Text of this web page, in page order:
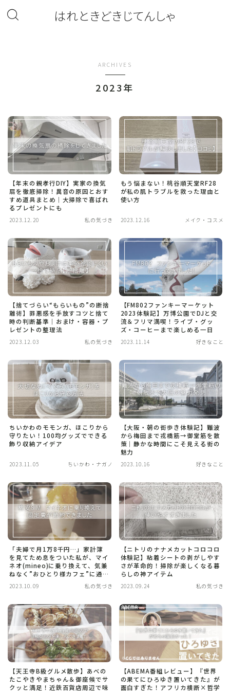
はれときどきじてんしゃ
ARCHIVES
2023年
【年末の親孝行DIY】実家の換気
扇を徹底掃除！異音の原因とおす
すめ道具まとめ｜大掃除で喜ばれ
るプレゼントにも
2023.12.20 私の気づき
もう悩まない！桃谷順天堂RF28
が私の肌トラブルを救った理由と
使い方
2023.12.16 メイク・コスメ
【捨てづらい“もらいもの”の断捨
離術】罪悪感を手放すコツと捨て
時の判断基準｜おまけ・容器・プ
レゼントの整理法
2023.12.03 私の気づき
【FM802ファンキーマーケット
2023体験記】万博公園でDJと交
流＆フリマ満喫！ライブ・グッ
ズ・コーヒーまで楽しめる一日
2023.11.14 好きなこと
ちいかわのモモンガ、ほこりから
守りたい！100均グッズでできる
飾り収納アイデア
2023.11.05 ちいかわ・ナガノ
【大阪・朝の街歩き体験記】難波
から梅田まで戎橋筋→御堂筋を散
策｜静かな時間にこそ見える街の
魅力
2023.10.16 好きなこと
「夫婦で月1万8千円…」家計簿
を見てため息をついた私が、マイ
ネオ(mineo)に乗り換えて、気兼
ねなく”おひとり様カフェ”に通え
2023.10.09 私の気づき
【ニトリのナナメカットコロコロ
体験記】粘着シートの剥がしやす
さが革命的！掃除が楽しくなる暮
らしの神アイテム
2023.09.24 私の気づき
【天王寺B級グルメ散歩】あべの
たこやきやまちゃん＆御座候でサ
クッと満足！近鉄百貨店周辺で味
【ABEMA番組レビュー】『世界
の果てにひろゆき置いてきた』が
面白すぎた！アフリカ横断×哲学